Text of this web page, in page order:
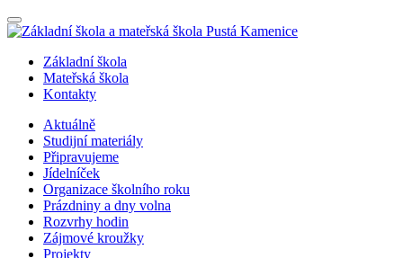
Nabídka
Základní škola
Mateřská škola
Kontakty
Aktuálně
Studijní materiály
Připravujeme
Jídelníček
Organizace školního roku
Prázdniny a dny volna
Rozvrhy hodin
Zájmové kroužky
Projekty